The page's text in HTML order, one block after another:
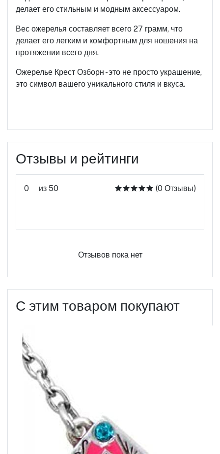
делает его стильным и модным аксессуаром.
Вес ожерелья составляет всего 27 грамм, что
делает его легким и комфортным для ношения на
протяжении всего дня.
Ожерелье Крест Озборн - это не просто украшение,
это символ вашего уникального стиля и вкуса.
Отзывы и рейтинги
0 из 50 (0 Отзывы)
Отзывов пока нет
С этим товаром покупают